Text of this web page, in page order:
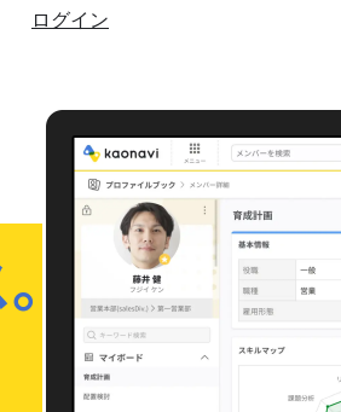
ログイン